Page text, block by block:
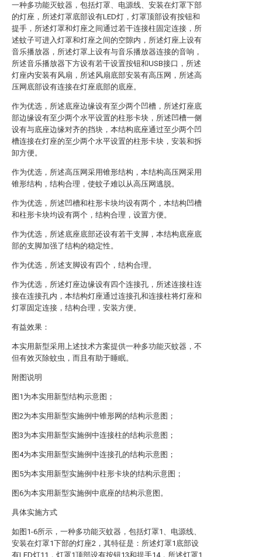
一种多功能灭蚊器，包括灯罩、电源线、安装在灯罩下部
的灯座，所述灯罩底部设有LED灯，灯罩顶部设有按钮和
提手，所述灯罩和灯座之间通过若干连接柱固定连接，所
述蚊子可进入灯罩和灯座之间的空隙内，所述灯座上设有
音乐播放器，所述灯罩上设有与音乐播放器连接的音响，
所述音乐播放器下方设有若干设置按钮和USB接口，所述
灯座内安装有风扇，所述风扇底部安装有高压网，所述高
压网底部设有连接在灯座底部的底座。
作为优选，所述底座边缘设有至少两个凹槽，所述灯座底
部边缘设有至少两个水平设置的柱形卡块，所述凹槽一侧
设有与底座边缘对齐的挡块，本结构底座通过至少两个凹
槽连接在灯座的至少两个水平设置的柱形卡块，安装和拆
卸方便。
作为优选，所述高压网采用锥形结构，本结构高压网采用
锥形结构，结构合理，使蚊子难以从高压网逃脱。
作为优选，所述凹槽和柱形卡块均设有两个，本结构凹槽
和柱形卡块均设有两个，结构合理，设置方便。
作为优选，所述底座底部还设有若干支脚，本结构底座底
部的支脚加强了结构的稳定性。
作为优选，所述支脚设有四个，结构合理。
作为优选，所述灯座边缘设有四个连接孔，所述连接柱连
接在连接孔内，本结构灯座通过连接孔和连接柱将灯座和
灯罩固定连接，结构合理，安装方便。
有益效果：
本实用新型采用上述技术方案提供一种多功能灭蚊器，不
但有效灭除蚊虫，而且有助于睡眠。
附图说明
图1为本实用新型结构示意图；
图2为本实用新型实施例中锥形网的结构示意图；
图3为本实用新型实施例中连接柱的结构示意图；
图4为本实用新型实施例中连接孔的结构示意图；
图5为本实用新型实施例中柱形卡块的结构示意图；
图6为本实用新型实施例中底座的结构示意图。
具体实施方式
如图1-6所示，一种多功能灭蚊器，包括灯罩1、电源线、
安装在灯罩1下部的灯座2，其特征是：所述灯罩1底部设
有LED灯11，灯罩1顶部设有按钮13和提手14，所述灯罩1